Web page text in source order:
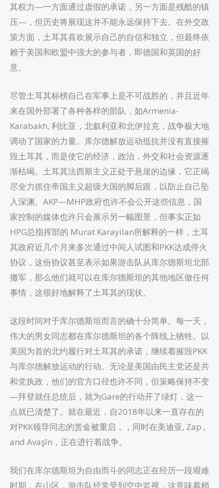
其权力—一方面通过虚假的承诺，另一方面是残酷的镇
压—，但历史将展现这并不能永远保持下去。在外交政
策方面，土耳其喜欢展示自己的自信和独立，但最终依
赖于美国和欧盟中强大的参与者，即德国和英国的好
意。
尽管土耳其标榜自己在军事上是不可战胜的，并且近年
来在国外部署了各种各样的部队，如Armenia-
Karabakh, 利比亚，北叙利亚和北伊拉克，战争极大地
调动了国家的力量。库尔德解放运动抵抗并没有直接摧
毁土耳其，而是使它的经济，政治，外交和社会资源逐
渐枯竭。土耳其法西斯主义正处于悬崖的边缘，它正竭
尽全力抓住帝国主义超级大国的脚后跟，以防止自己坠
入深渊。AKP—MHP政府也许不会公开这些信息，国
家控制的媒体也许只会展示另一幅图景，但事实正如
HPG总指挥部的 Murat Karayilan所解释的一样，土耳
其政府近几个月来多次通过中间人试图和PKK达成停火
协议，这份协议甚至表示如果游击队从库尔德斯坦北部
撤军，那么他们就可以在库尔德斯坦的其他地区做任何
事情，这很好地解释了土耳其的现状。
这段时间对于库尔德斯坦而言的确十分简单。每一天，
伟大的男女同志都在库尔德斯坦的各个阵线上牺牲。以
美国为首的北约履行对土耳其的承诺，继续着摧毁PKK
与库尔德解放运动的行动。无论是美国由民主党还是共
和党执政，他们的官方口径也许不同，但策略保持不变
—拜登就任总统后，就为Gare的行动开了绿灯，这一
点就已清楚了。就在最近，自2018年以来一直存在的
对PKK领导同志的赏金被重启，，同时在美迪亚, Zap ,
and Avaşîn，正在进行着战争。
我们在库尔德斯坦为自由而斗的同志正在经历一段艰难
时期，在山区，游击队经常受到空中监视，这意味着稍